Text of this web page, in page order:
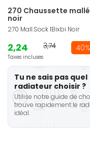
270 Chaussette
noir
270 Mall.Sock 1Bixbi Noir
2,24
Taxes incluses
3,74
Tu ne sais pas quel
radiateur choisir ?
Utilise notre guide de
trouve rapidement le
idéal.